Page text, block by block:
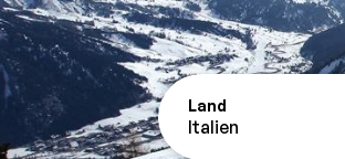
Land
Italien